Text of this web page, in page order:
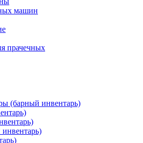
машин
прачечных
(барный инвентарь)